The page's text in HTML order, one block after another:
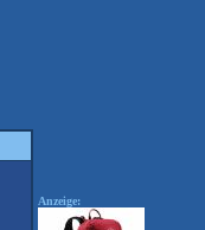
Anzeige: